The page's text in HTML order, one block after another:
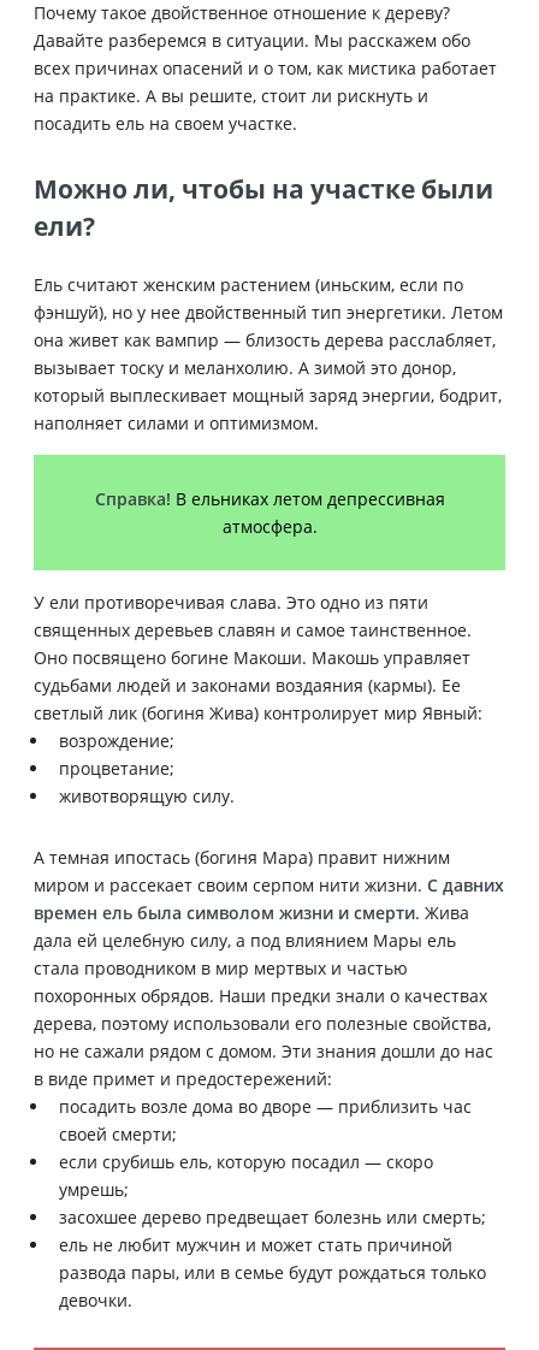
Почему такое двойственное отношение к дереву?
Давайте разберемся в ситуации. Мы расскажем обо
всех причинах опасений и о том, как мистика работает
на практике. А вы решите, стоит ли рискнуть и
посадить ель на своем участке.
Можно ли, чтобы на участке были
ели?
Ель считают женским растением (иньским, если по
фэншуй), но у нее двойственный тип энергетики. Летом
она живет как вампир — близость дерева расслабляет,
вызывает тоску и меланхолию. А зимой это донор,
который выплескивает мощный заряд энергии, бодрит,
наполняет силами и оптимизмом.
Справка! В ельниках летом депрессивная
атмосфера.
У ели противоречивая слава. Это одно из пяти
священных деревьев славян и самое таинственное.
Оно посвящено богине Макоши. Макошь управляет
судьбами людей и законами воздаяния (кармы). Ее
светлый лик (богиня Жива) контролирует мир Явный:
возрождение;
процветание;
животворящую силу.
А темная ипостась (богиня Мара) правит нижним
миром и рассекает своим серпом нити жизни. С давних
времен ель была символом жизни и смерти. Жива
дала ей целебную силу, а под влиянием Мары ель
стала проводником в мир мертвых и частью
похоронных обрядов. Наши предки знали о качествах
дерева, поэтому использовали его полезные свойства,
но не сажали рядом с домом. Эти знания дошли до нас
в виде примет и предостережений:
посадить возле дома во дворе — приблизить час
своей смерти;
если срубишь ель, которую посадил — скоро
умрешь;
засохшее дерево предвещает болезнь или смерть;
ель не любит мужчин и может стать причиной
развода пары, или в семье будут рождаться только
девочки.